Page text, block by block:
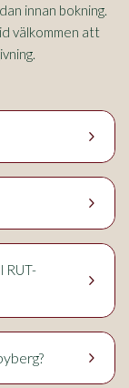
innan bokning.
välkommen att
keyboard_arrow_right
keyboard_arrow_right
keyboard_arrow_right
RUT-
keyboard_arrow_right
?